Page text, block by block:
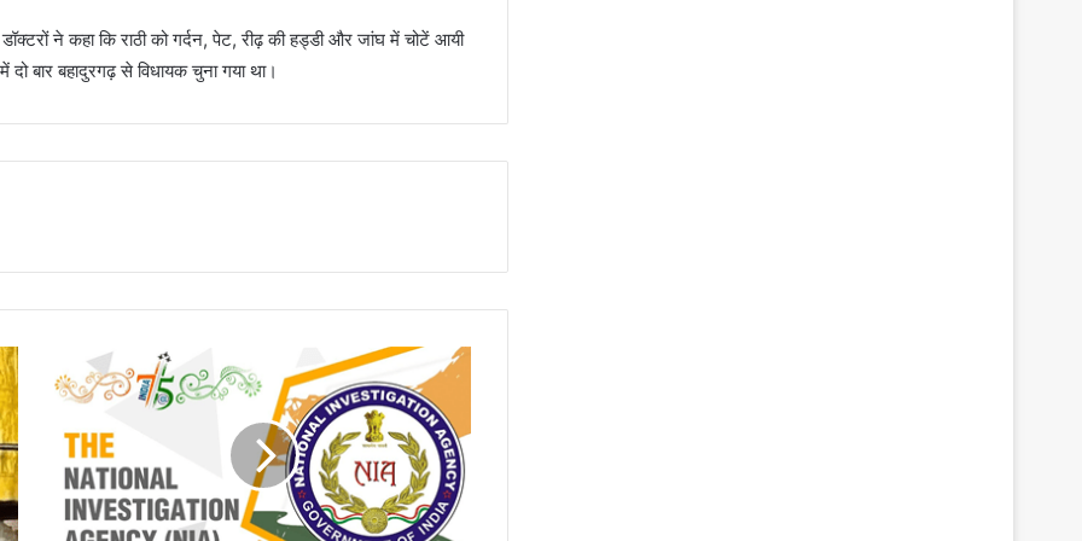
डॉक्टरों ने कहा कि राठी को गर्दन, पेट, रीढ़ की हड्डी और जांघ में चोटें आयी
बार बहादुरगढ़ से विधायक चुना गया था।